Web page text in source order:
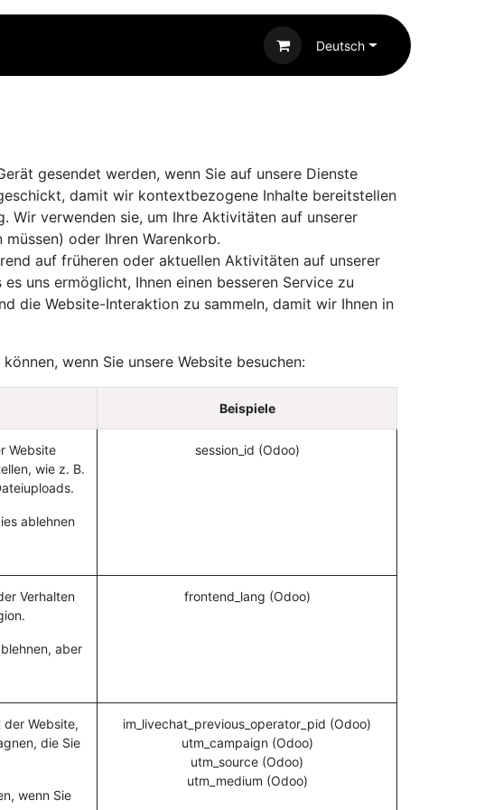
Deutsch
gesendet werden, wenn Sie auf unsere Dienste
damit wir kontextbezogene Inhalte bereitstellen
Wir verwenden sie, um Ihre Aktivitäten auf unserer
oder Ihren Warenkorb.
auf früheren oder aktuellen Aktivitäten auf unserer
uns ermöglicht, Ihnen einen besseren Service zu
die Website-Interaktion zu sammeln, damit wir Ihnen in
wenn Sie unsere Website besuchen:
Beispiele
Website
wie z. B.
ablehnen
session_id (Odoo)
Verhalten
aber
frontend_lang (Odoo)
Website,
die Sie
wenn Sie
im_livechat_previous_operator_pid (Odoo)
utm_campaign (Odoo)
utm_source (Odoo)
utm_medium (Odoo)